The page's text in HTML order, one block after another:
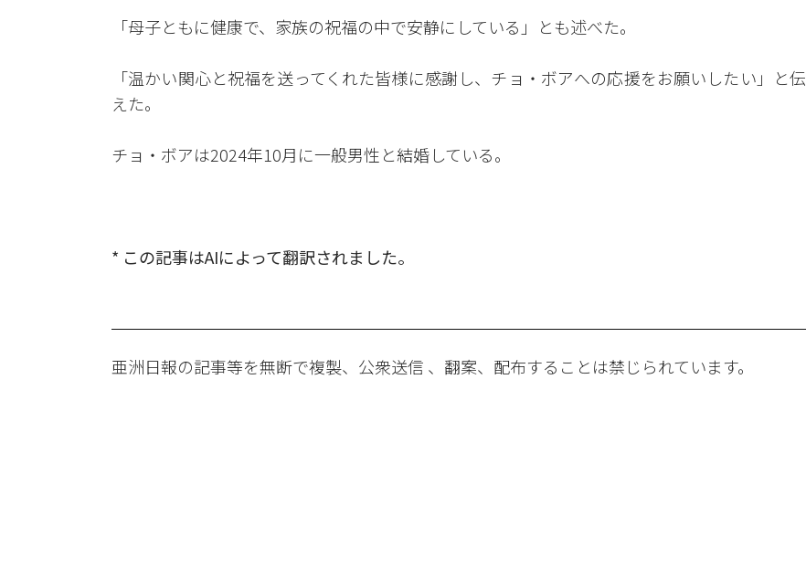
「母子ともに健康で、家族の祝福の中で安静にしている」とも述べた。
「温かい関心と祝福を送ってくれた皆様に感謝し、チョ・ボアへの応援をお願いしたい」と伝
えた。
チョ・ボアは2024年10月に一般男性と結婚している。
* この記事はAIによって翻訳されました。
亜洲日報の記事等を無断で複製、公衆送信 、翻案、配布することは禁じられています。